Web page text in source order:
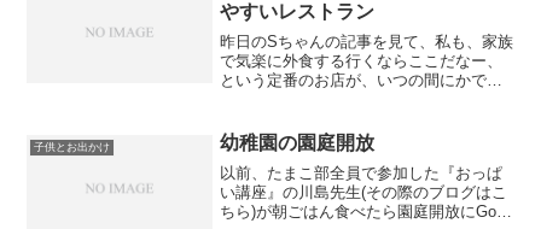
やすいレストラン
昨日のSちゃんの記事を見て、私も、家族
で気楽に外食する行くならここだなー、
という定番のお店が、いつの間にかでき
め、おのずと駅近チョイスです。 その前
に、Sちゃんのリスト...
子供とお出かけ 幼稚園の園庭開放
以前、たまこ部全員で参加した『おっぱ
い講座』の川島先生(その際のブログはこ
ちら)が朝ごはん食べたら園庭開放にGoっ